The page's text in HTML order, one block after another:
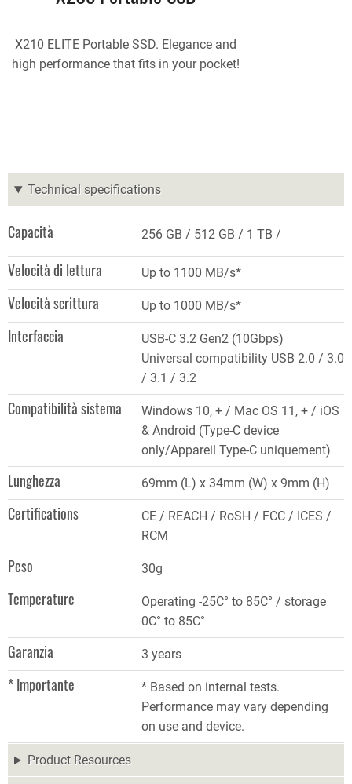
X210 ELITE Portable SSD. Elegance and
high performance that fits in your pocket!
Technical specifications
Capacità 256 GB 512 GB 1 TB
Velocità di lettura Up to 1100 MB/s*
Velocità scrittura Up to 1000 MB/s*
Interfaccia
USB-C 3.2 Gen2 (10Gbps)
Universal compatibility USB 2.0 / 3.0
/ 3.1 / 3.2
Compatibilità sistema
Windows 10, + / Mac OS 11, + / iOS
& Android (Type-C device
only/Appareil Type-C uniquement)
Lunghezza 69mm (L) x 34mm (W) x 9mm (H)
Certifications
CE / REACH / RoSH / FCC / ICES /
RCM
Peso 30g
Temperature
Operating -25C° to 85C° / storage
0C° to 85C°
Garanzia 3 years
* Importante
* Based on internal tests.
Performance may vary depending
on use and device.
Product Resources